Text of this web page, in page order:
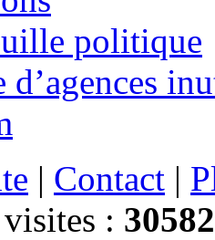
politique
d’agences
| Contact |
visites :